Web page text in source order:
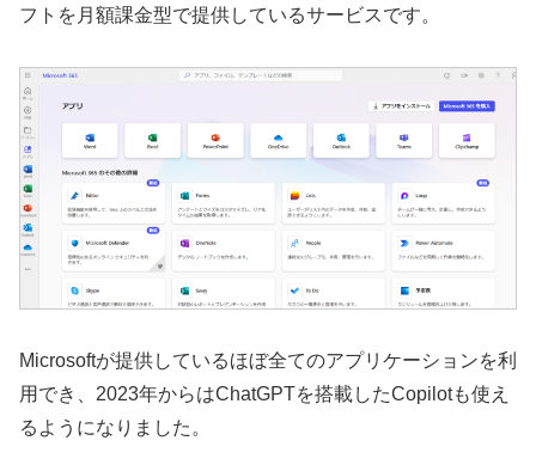
フトを月額課金型で提供しているサービスです。
Microsoftが提供しているほぼ全てのアプリケーションを利
用でき、2023年からはChatGPTを搭載したCopilotも使え
るようになりました。